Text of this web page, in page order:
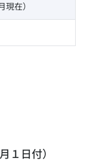
現在）
１日付）